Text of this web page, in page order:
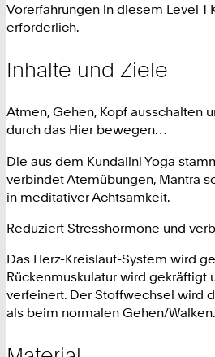
Vorerfahrungen in diesem Level 1
erforderlich.
Inhalte und Ziele
Atmen, Gehen, Kopf ausschalten
durch das Hier bewegen…
Die aus dem Kundalini Yoga
verbindet Atemübungen, Mantra
in meditativer Achtsamkeit.
Reduziert Stresshormone und
Das Herz-Kreislauf-System wird
Rückenmuskulatur wird gekräftigt
verfeinert. Der Stoffwechsel wird
als beim normalen Gehen/Walken.